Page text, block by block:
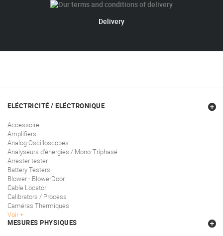
Delivery
ELÉCTRICITÉ / ELÉCTRONIQUE
Accessoire
Amplifiers
Analog Oscilloscopes
Analyseurs d'énergies / Mono-Triphasé
Arrester tester
Battery Testers
Blower - BlowerDoor
Cable Locator
Calibrators / Process
Caméras Thermiques
Voir
MESURES PHYSIQUES